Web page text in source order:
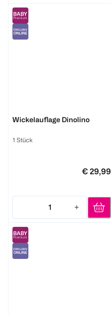
Wickelauflage Dinolino
1 Stück
€ 29,99
1
Quantity: 1